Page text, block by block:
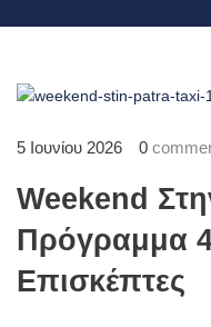
5 Ιουνίου 2026 0
Weekend
Πρόγραμμα
Επισκέπτες